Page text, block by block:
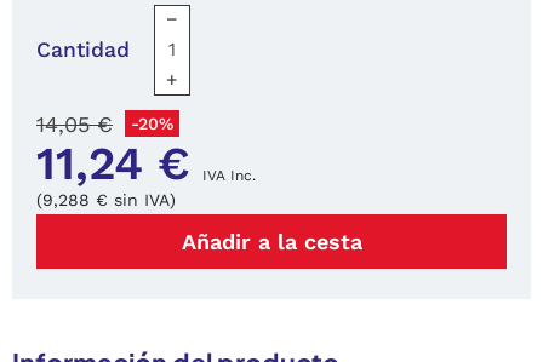
Cantidad
−
+
11,24 € IVA Inc.
14,05 € -20%
(9,288 € sin IVA)
Añadir a la cesta